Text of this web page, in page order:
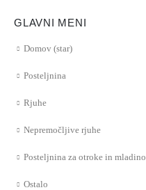
GLAVNI MENI
Domov (star)
Posteljnina
Rjuhe
Nepremočljive rjuhe
Posteljnina za otroke in mladino
Ostalo